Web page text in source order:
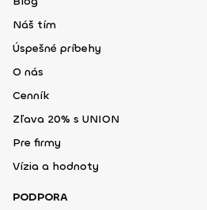
Náš tím
Úspešné príbehy
O nás
Cenník
Zľava 20% s UNION
Pre firmy
Vízia a hodnoty
PODPORA